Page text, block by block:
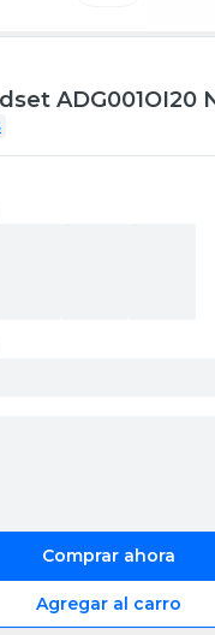
ADG001OI20
Comprar ahora
Agregar al carro